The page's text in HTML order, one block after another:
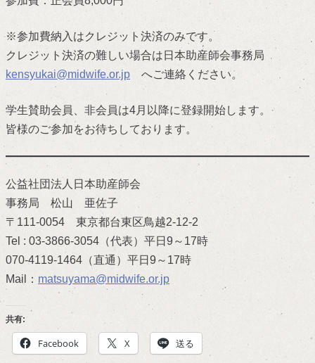
※参加費納入はクレジット決済のみです。
クレジット決済の難しい場合は日本助産師会事務局
kensyukai@midwife.or.jp へご連絡ください。
学生賛助会員、非会員は4月以降に登録開始します。
皆様のご参加をお待ちしております。
公益社団法人日本助産師会
事務局 松山 亜佐子
〒111-0054 東京都台東区鳥越2-12-2
Tel : 03-3866-3054（代表）平日9～17時
070-4119-1464（直通）平日9～17時
Mail： matsuyama@midwife.or.jp
共有:
Facebook X 送る